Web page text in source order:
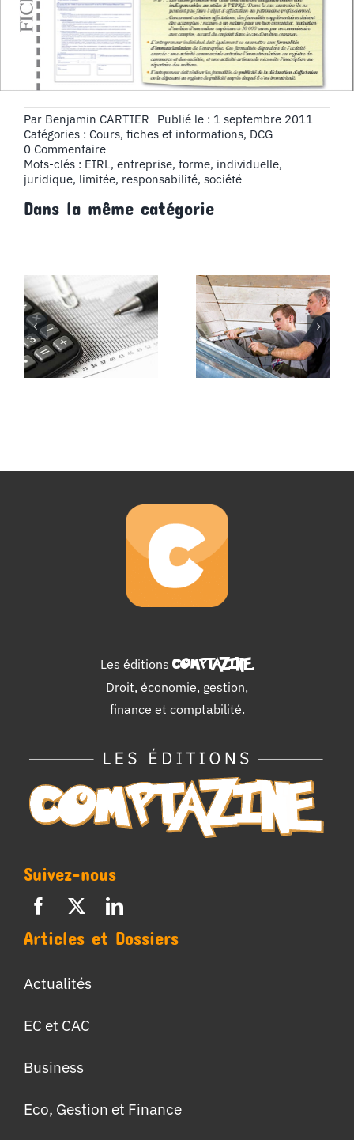
Par Benjamin CARTIER
Publié le : 1 septembre 2011
Catégories : Cours, fiches et informations, DCG
0 Commentaireon
Fiche
N°8
:
L’EIRL
Mots-clés : EIRL, entreprise, forme, individuelle,
juridique, limitée, responsabilité, société
Dans la même catégorie
Les soldes
intermédiaires
de gestion
Déroulement
d’un stage
Les éditions COMPTAZINE.
Droit, économie, gestion,
finance et comptabilité.
Suivez-nous
Articles et Dossiers
Actualités
EC et CAC
Business
Eco, Gestion et Finance